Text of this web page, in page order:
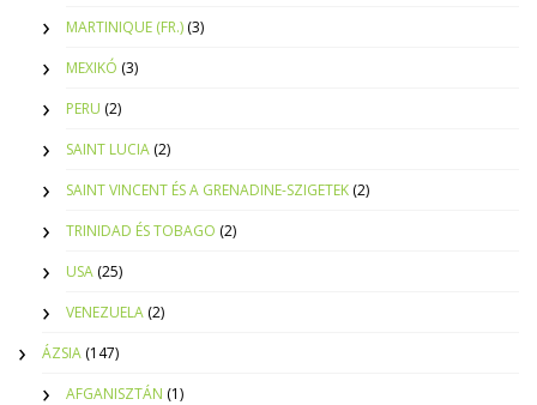
MARTINIQUE (FR.) (3)
MEXIKÓ (3)
PERU (2)
SAINT LUCIA (2)
SAINT VINCENT ÉS A GRENADINE-SZIGETEK (2)
TRINIDAD ÉS TOBAGO (2)
USA (25)
VENEZUELA (2)
ÁZSIA (147)
AFGANISZTÁN (1)